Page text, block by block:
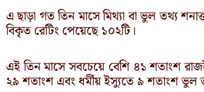
এ ছাড়া গত তিন মাসে মিথ্যা বা ভুল তথ্য
বিকৃত রেটিং পেয়েছে ১০২টি।
এই তিন মাসে সবচেয়ে বেশি ৪১ শতাংশ
২৯ শতাংশ এবং ধর্মীয় ইস্যুতে ৯ শতাংশ ভুল